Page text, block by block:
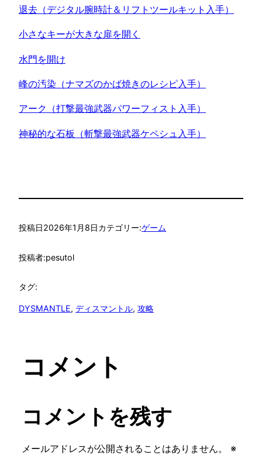
退去（デジタル腕時計＆リフトツールキット入手）
小さなキーが大きな扉を開く
水門を開け
峰の汚染（ナマズのかば焼きのレシピ入手）
アーク（打撃最強武器パワーフィスト入手）
神秘的な石板（斬撃最強武器ケペシュ入手）
投稿日2026年1月8日カテゴリー:ゲーム
投稿者:pesutol
タグ:
DYSMANTLE, ディスマントル, 攻略
コメント
コメントを残す
メールアドレスが公開されることはありません。
※